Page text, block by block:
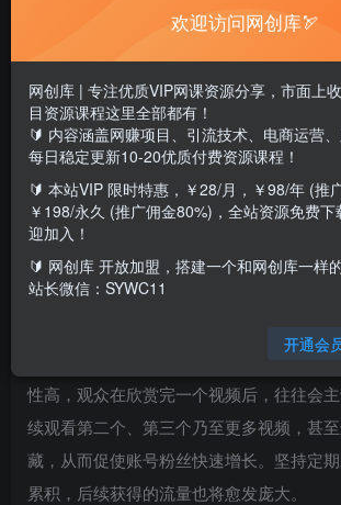
项目介绍
我们打造高效共鸣且跌宕起伏的小说内容，
前沿技术，实现高播放与高收益，操作简便
性高，观众在欣赏完一个视频后，往往会
续观看第二个、第三个乃至更多视频，甚
藏，从而促使账号粉丝快速增长。坚持定
累积，后续获得的流量也将愈发庞大。
欢迎访问网创库🏹
网创库 | 专注优质VIP网课资源分享，市面上
目资源课程这里全部都有！
🔰 内容涵盖网赚项目、引流技术、电商运营
每日稳定更新10-20优质付费资源课程！
🔰 本站VIP 限时特惠，￥28/月，￥98/年 (推
￥198/永久 (推广佣金80%)，全站资源免费
迎加入！
🔰 网创库 开放加盟，搭建一个和网创库一样
站长微信：SYWC11
开通会